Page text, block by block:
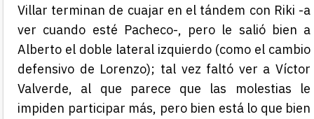
Villar terminan de cuajar en el tándem con Riki -a
ver cuando esté Pacheco-, pero le salió bien a
Alberto el doble lateral izquierdo (como el cambio
defensivo de Lorenzo); tal vez faltó ver a Víctor
Valverde, al que parece que las molestias le
impiden participar más, pero bien está lo que bien